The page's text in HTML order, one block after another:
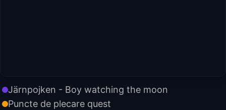
Järnpojken - Boy watching the moon
Puncte de plecare quest